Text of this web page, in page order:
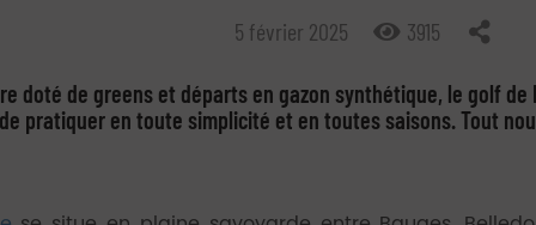
5 février 2025 3915
doté de greens et départs en gazon synthétique, le golf
pratiquer en toute simplicité et en toutes saisons. Tout